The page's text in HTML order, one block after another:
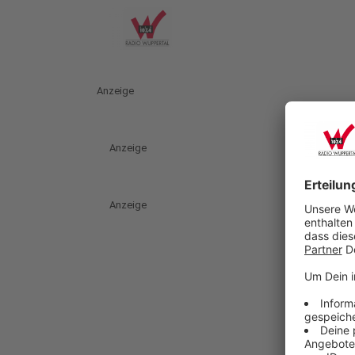
Anzeige
Anzeige
Anzeige